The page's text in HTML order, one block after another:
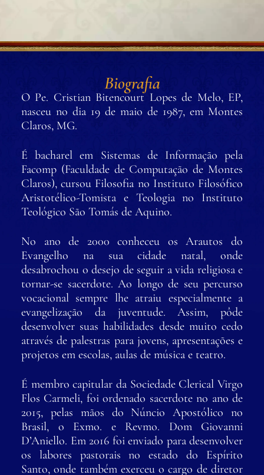
Biografia
O Pe. Cristian Bitencourt Lopes de Melo, EP,
nasceu no dia 19 de maio de 1987, em Montes
Claros, MG.
É bacharel em Sistemas de Informação pela
Facomp (Faculdade de Computação de Montes
Claros), cursou Filosofia no Instituto Filosófico
Aristotélico-Tomista e Teologia no Instituto
Teológico São Tomás de Aquino.
No ano de 2000 conheceu os Arautos do
Evangelho na sua cidade natal, onde
desabrochou o desejo de seguir a vida religiosa e
tornar-se sacerdote. Ao longo de seu percurso
vocacional sempre lhe atraiu especialmente a
evangelização da juventude. Assim, pôde
desenvolver suas habilidades desde muito cedo
através de palestras para jovens, apresentações e
projetos em escolas, aulas de música e teatro.
É membro capitular da Sociedade Clerical Virgo
Flos Carmeli, foi ordenado sacerdote no ano de
2015, pelas mãos do Núncio Apostólico no
Brasil, o Exmo. e Revmo. Dom Giovanni
D’Aniello. Em 2016 foi enviado para desenvolver
os labores pastorais no estado do Espírito
Santo, onde também exerceu o cargo de diretor